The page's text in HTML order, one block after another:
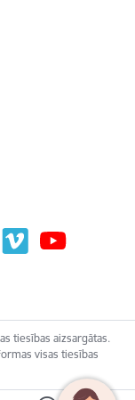
tiesības aizsargātas.
visas tiesības